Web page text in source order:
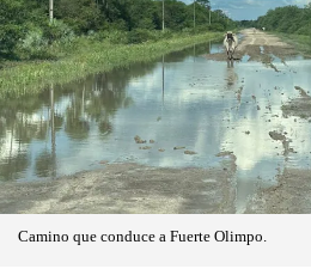
Camino que conduce a Fuerte Olimpo.